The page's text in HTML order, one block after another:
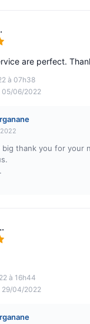
5
à 07h38
05/06/2022
are perfect.
big thank you for your
5
à 16h44
29/04/2022